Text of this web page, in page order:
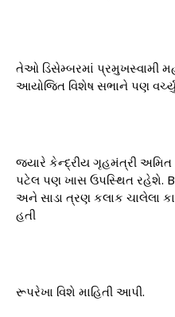
તેઓ ડિસેમ્બરમાં પ્રમુખસ્વામી
આયોજિત વિશેષ સભાને પણ
જ્યારે કેન્દ્રીય ગૃહમંત્રી
પટેલ પણ ખાસ ઉપસ્થિત રહેશે.
અને સાડા ત્રણ કલાક ચાલેલા
હતી
રૂપરેખા વિશે માહિતી આપી.